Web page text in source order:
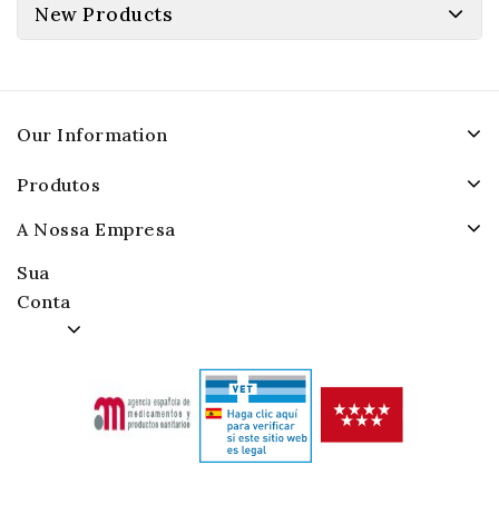
New Products
Our Information
Produtos
A Nossa Empresa
Sua
Conta